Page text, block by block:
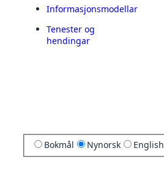
Informasjonsmodellar
Tenester og
hendingar
Bokmål Nynorsk English